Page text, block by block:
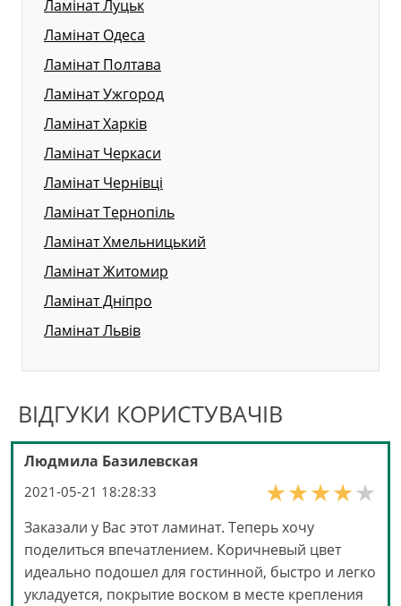
Ламінат Луцьк
Ламінат Одеса
Ламінат Полтава
Ламінат Ужгород
Ламінат Харків
Ламінат Черкаси
Ламінат Чернівці
Ламінат Тернопіль
Ламінат Хмельницький
Ламінат Житомир
Ламінат Дніпро
Ламінат Львів
ВІДГУКИ КОРИСТУВАЧІВ
Людмила Базилевская
2021-05-21 18:28:33
Заказали у Вас этот ламинат. Теперь хочу
поделиться впечатлением. Коричневый цвет
идеально подошел для гостинной, быстро и легко
укладуется, покрытие воском в месте крепления